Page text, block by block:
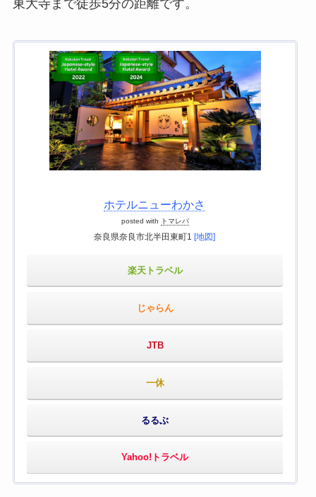
東大寺まで徒歩5分の距離です。
ホテルニューわかさ
posted with トマレバ
奈良県奈良市北半田東町1[地図]
楽天トラベル
じゃらん
JTB
一休
るるぶ
Yahoo!トラベル